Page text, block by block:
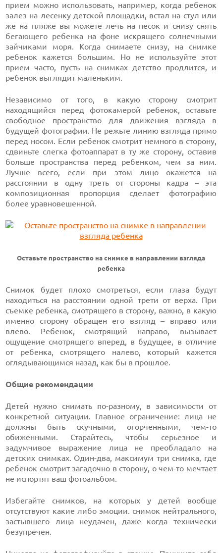
прием можно использовать, например, когда ребенок
залез на лесенку детской площадки, встал на стул или
же на пляже вы можете лечь на песок и снизу снять
бегающего ребенка на фоне искрящего солнечными
зайчиками моря. Когда снимаете снизу, на снимке
ребенок кажется большим. Но не используйте этот
прием часто, пусть на снимках детство продлится, и
ребенок выглядит маленьким.
Независимо от того, в какую сторону смотрит
находящийся перед фотокамерой ребенок, оставьте
свободное пространство для движения взгляда в
будущей фотографии. Не режьте линию взгляда прямо
перед носом. Если ребенок смотрит немного в сторону,
сдвиньте слегка фотоаппарат в ту же сторону, оставив
больше пространства перед ребенком, чем за ним.
Лучше всего, если при этом лицо окажется на
расстоянии в одну треть от стороны кадра – эта
композиционная пропорция сделает фотографию
более уравновешенной.
Оставьте пространство на снимке в направлении взгляда
ребенка
Снимок будет плохо смотреться, если глаза будут
находиться на расстоянии одной трети от верха. При
съемке ребенка, смотрящего в сторону, важно, в какую
именно сторону обращен его взгляд – вправо или
влево. Ребенок, смотрящий направо, вызывает
ощущение смотрящего вперед, в будущее, в отличие
от ребенка, смотрящего налево, который кажется
оглядывающимся назад, как бы в прошлое.
Общие рекомендации
Детей нужно снимать по-разному, в зависимости от
конкретной ситуации. Главное ограничение: лица не
должны быть скучными, огорченными, чем-то
обиженными. Старайтесь, чтобы серьезное и
задумчивое выражение лица не преобладало на
детских снимках. Один-два, максимум три снимка, где
ребенок смотрит загадочно в сторону, о чем-то мечтает
не испортят ваш фотоальбом.
Избегайте снимков, на которых у детей вообще
отсутствуют какие либо эмоции. снимок нейтрального,
застывшего лица неудачен, даже когда технически
безупречен.